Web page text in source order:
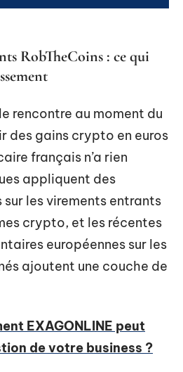
RobTheCoins : ce qui
rencontre au moment du
des gains crypto en euros
français n’a rien
appliquent des
les virements entrants
crypto, et les récentes
européennes sur les
ajoutent une couche de
EXAGONLINE peut
de votre business ?